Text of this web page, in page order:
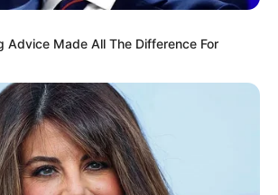
Advice Made All The Difference For